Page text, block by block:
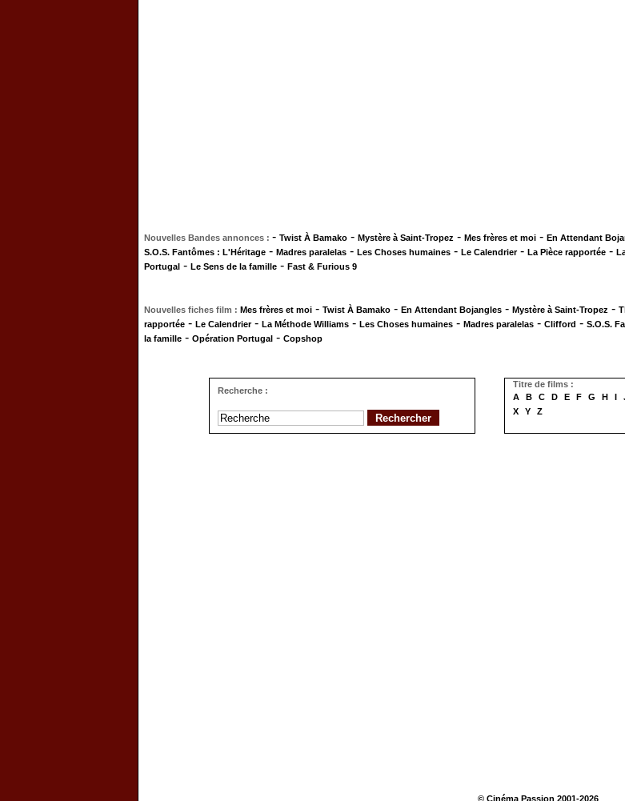
Nouvelles Bandes annonces : - Twist À Bamako - Mystère à Saint-Tropez - Mes frères et moi - En Attendant
S.O.S. Fantômes : L'Héritage - Madres paralelas - Les Choses humaines - Le Calendrier- La Pièce rapportée -
Portugal - Le Sens de la famille - Fast & Furious 9
Nouvelles fiches film : Mes frères et moi - Twist À Bamako - En Attendant Bojangles - Mystère à Saint-Tropez -
rapportée - Le Calendrier- La Méthode Williams - Les Choses humaines - Madres paralelas - Clifford - S.O.S.
la famille - Opération Portugal - Copshop
Recherche :
Titre de films :
A
B C D E F G H I
X
Y Z
© Cinéma Passion 2001-2026